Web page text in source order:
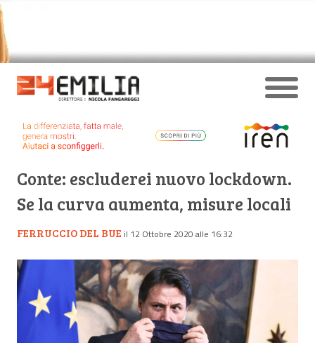
Conte: escluderei nuovo lockdown.
Se la curva aumenta, misure locali
FERRUCCIO DEL BUE il 12 Ottobre 2020 alle 16:32